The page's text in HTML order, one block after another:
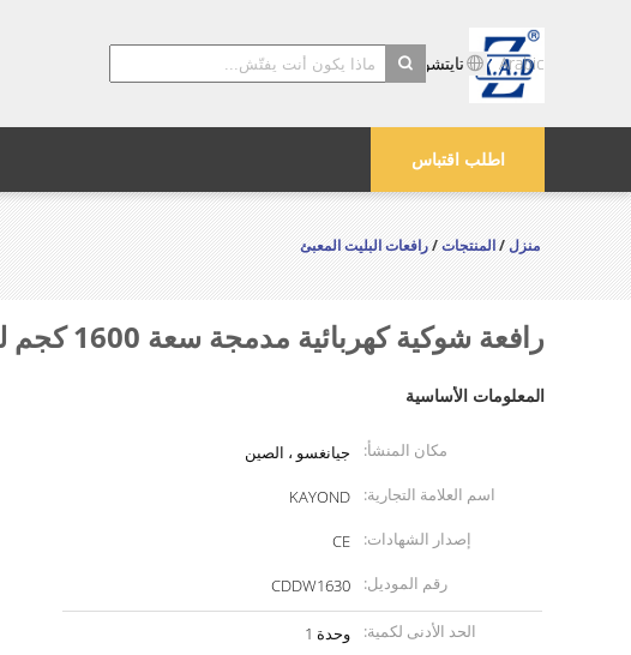
تايتشو Kayond الماكينات والشركة المحدودة
Arabic
اطلب اقتباس
منزل/المنتجات/رافعات البليت المعبئ
رافعة شوكية كهربائية مدمجة سعة 1600 كجم للنقل الصناعي
المعلومات الأساسية
مكان المنشأ:
جيانغسو ، الصين
اسم العلامة التجارية:
KAYOND
إصدار الشهادات:
CE
رقم الموديل:
CDDW1630
الحد الأدنى لكمية:
وحدة 1